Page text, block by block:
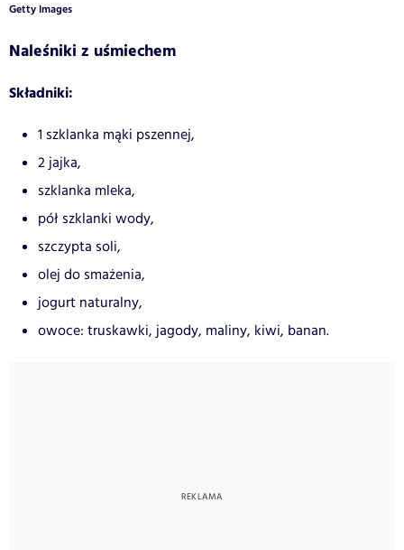
Getty Images
Naleśniki z uśmiechem
Składniki:
1 szklanka mąki pszennej,
2 jajka,
szklanka mleka,
pół szklanki wody,
szczypta soli,
olej do smażenia,
jogurt naturalny,
owoce: truskawki, jagody, maliny, kiwi, banan.